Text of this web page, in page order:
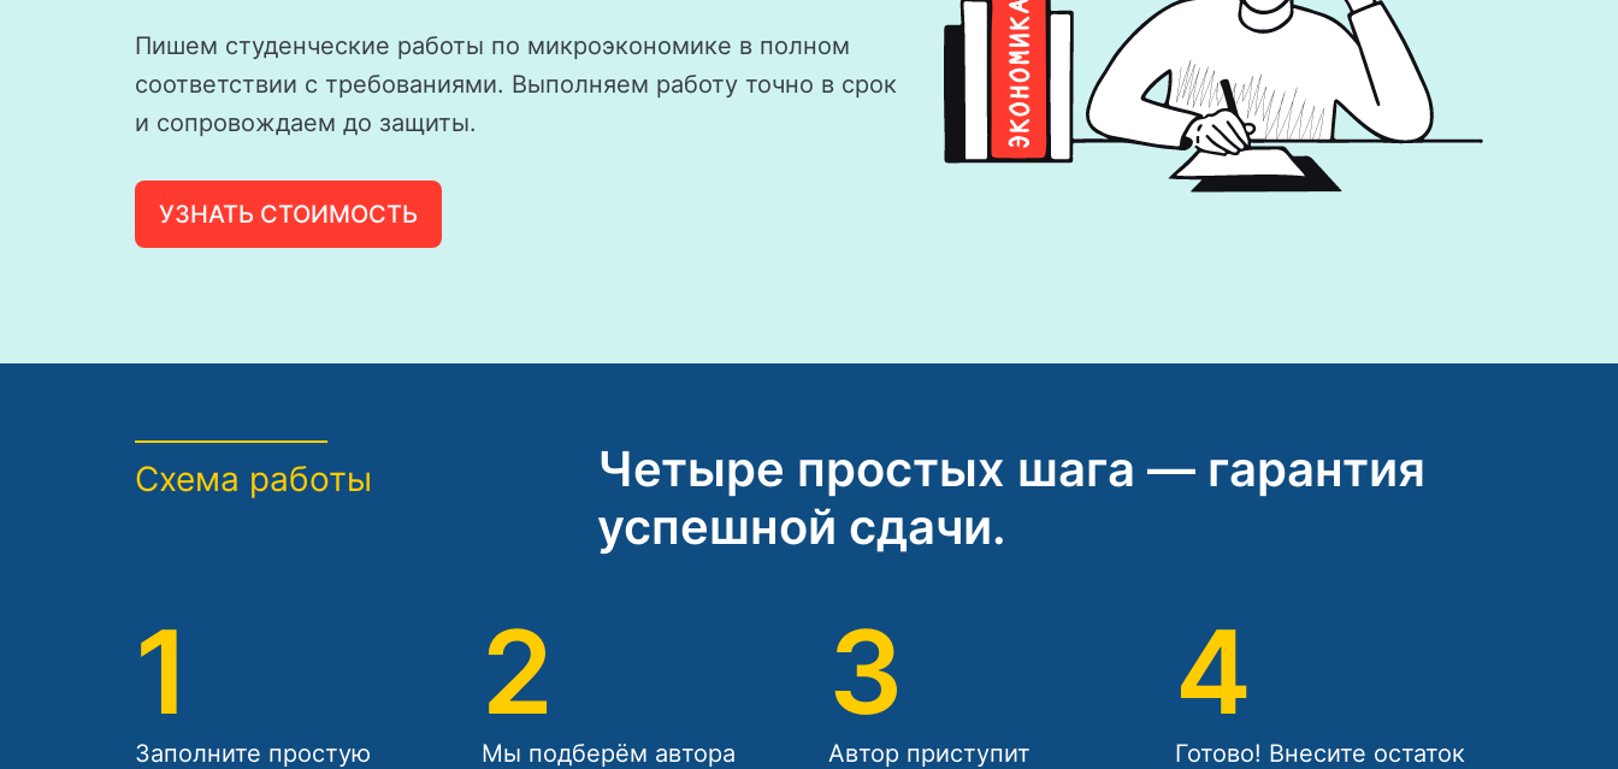
Пишем студенческие работы по микроэкономике в полном
соответствии с требованиями. Выполняем работу точно в срок
и сопровождаем до защиты.
УЗНАТЬ СТОИМОСТЬ
Схема работы
Четыре простых шага — гарантия
успешной сдачи.
1
Заполните простую
2
Мы подберём автора
3
Автор приступит
4
Готово! Внесите остаток